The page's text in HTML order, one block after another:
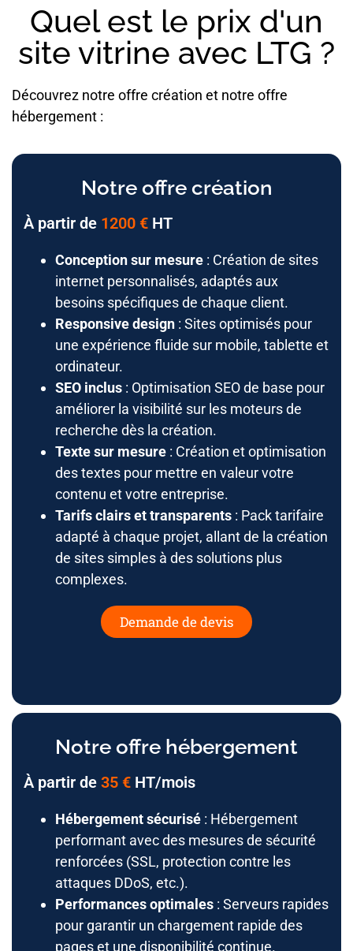
Quel est le prix d'un
site vitrine avec LTG ?
Découvrez notre offre création et notre offre
hébergement :
Notre offre création
À partir de 1200 € HT
Conception sur mesure : Création de sites
internet personnalisés, adaptés aux
besoins spécifiques de chaque client.
Responsive design : Sites optimisés pour
une expérience fluide sur mobile, tablette et
ordinateur.
SEO inclus : Optimisation SEO de base pour
améliorer la visibilité sur les moteurs de
recherche dès la création.
Texte sur mesure : Création et optimisation
des textes pour mettre en valeur votre
contenu et votre entreprise.
Tarifs clairs et transparents : Pack tarifaire
adapté à chaque projet, allant de la création
de sites simples à des solutions plus
complexes.
Demande de devis
Notre offre hébergement
À partir de 35 € HT/mois
Hébergement sécurisé : Hébergement
performant avec des mesures de sécurité
renforcées (SSL, protection contre les
attaques DDoS, etc.).
Performances optimales : Serveurs rapides
pour garantir un chargement rapide des
pages et une disponibilité continue.